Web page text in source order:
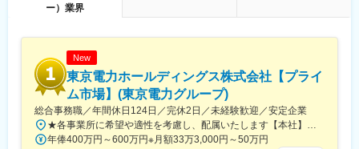
変更の範囲：会社の定める業務
＊社員の健康と充実した生活に配慮した生産性の高い職場の実現
更なる徹底」など会社全体として取り組みをしております。
■当社の魅力について：
◎ 手厚い福利厚生
寮・社宅完備のほか、社員持株制度、カフェテリアプラン、保養
所利用など、安心して働ける福利厚生が整っています。
◎ 充実した教育・研修制度
教育・研修制度を通じて、着実なキャリアアップを支援します。
ー）業界
New
東京電力ホールディングス株式会社【プライ
ム市場】(東京電力グループ)
総合事務職／年間休日124日／完休2日／未経験歓迎／安定企業
★各事業所に希望や適性を考慮し、配属いたします【本社】東京都千代田区内幸町1丁目1番3号※屋内原則禁煙（喫煙専用室設置あり）
年俸400万円～600万円※月額33万3,000円～50万円